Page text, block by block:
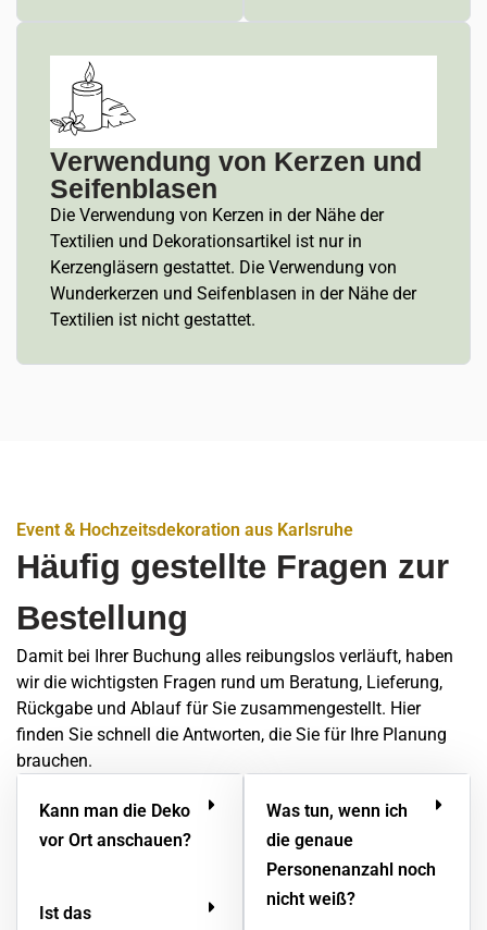
Verwendung von Kerzen und
Seifenblasen
Die Verwendung von Kerzen in der Nähe der
Textilien und Dekorationsartikel ist nur in
Kerzengläsern gestattet. Die Verwendung von
Wunderkerzen und Seifenblasen in der Nähe der
Textilien ist nicht gestattet.
Event & Hochzeitsdekoration aus Karlsruhe
Häufig gestellte Fragen zur
Bestellung
Damit bei Ihrer Buchung alles reibungslos verläuft, haben
wir die wichtigsten Fragen rund um Beratung, Lieferung,
Rückgabe und Ablauf für Sie zusammengestellt. Hier
finden Sie schnell die Antworten, die Sie für Ihre Planung
brauchen.
Kann man die Deko
vor Ort anschauen?
Ist das
Was tun, wenn ich
die genaue
Personenanzahl noch
nicht weiß?